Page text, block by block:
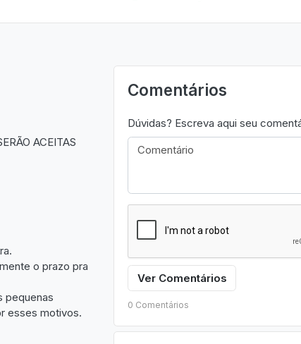
ACEITAS
o prazo pra
pequenas
esses motivos.
Comentários
Dúvidas? Escreva aqui seu
Ver Comentários
0 Comentários